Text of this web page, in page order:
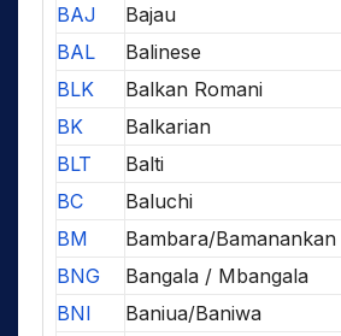
BAJ
Bajau
BAL
Balinese
BLK
Balkan Romani
BK
Balkarian
BLT
Balti
BC
Baluchi
BM
Bambara/Bamanankan
BNG
Bangala / Mbangala
BNI
Baniua/Baniwa